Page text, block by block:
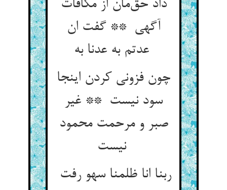
داد حق‌مان از مکافات
آگهی ** گفت ان
چون فزونی کردن اینجا
سود نیست ** غیر
صبر و مرحمت محمود
نیست
ربنا انا ظلمنا سهو رفت